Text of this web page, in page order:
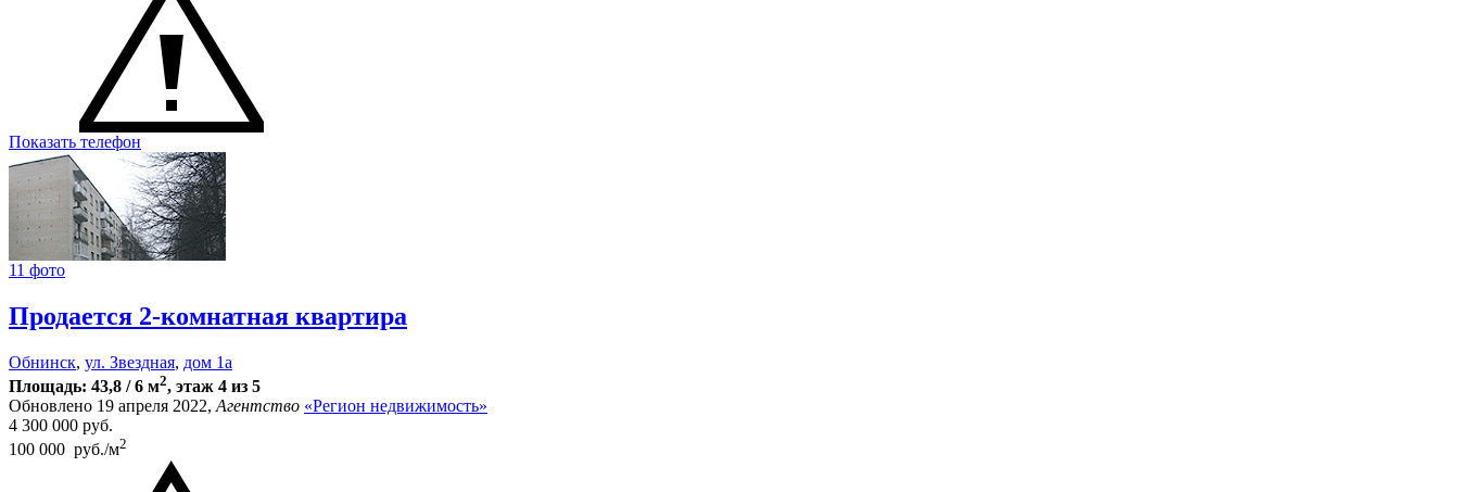
Показать телефон
11 фото
Продается 2-комнатная квартира
Обнинск, ул. Звездная, дом 1а
Площадь: 43,8 / 6 м2, этаж 4 из 5
Обновлено 19 апреля 2022,Агентство «Регион недвижимость»
4 300 000 руб.
100 000 руб./м2